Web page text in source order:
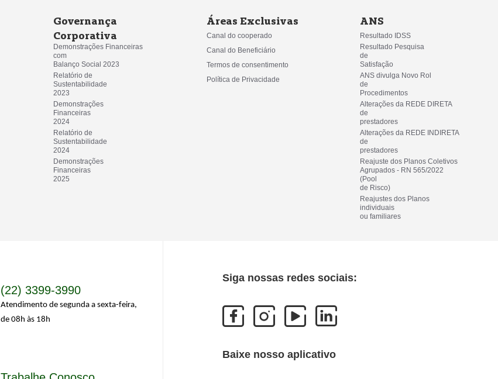
Governança
Corporativa
Demonstrações Financeiras
com
Balanço Social 2023
Relatório de
Sustentabilidade
2023
Demonstrações
Financeiras
2024
Relatório de
Sustentabilidade
2024
Demonstrações
Financeiras
2025
Áreas Exclusivas
Canal do cooperado
Canal do Beneficiário
Termos de consentimento
Política de Privacidade
ANS
Resultado IDSS
Resultado Pesquisa
de
Satisfação
ANS divulga Novo Rol
de
Procedimentos
Alterações da REDE DIRETA
de
prestadores
Alterações da REDE INDIRETA
de
prestadores
Reajuste dos Planos Coletivos
Agrupados - RN 565/2022
(Pool
de Risco)
Reajustes dos Planos
individuais
ou familiares
(22) 3399-3990
Atendimento de segunda a sexta-feira,
de 08h às 18h
Siga nossas redes sociais:
Baixe nosso aplicativo